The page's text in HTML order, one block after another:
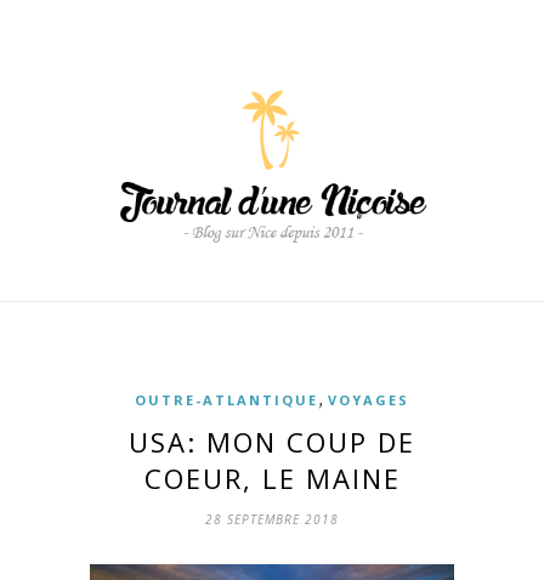
OUTRE-ATLANTIQUE , VOYAGES
USA: MON COUP DE
COEUR, LE MAINE
28 SEPTEMBRE 2018